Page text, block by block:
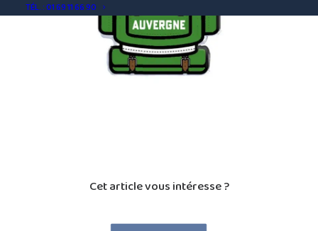
TÉL. : 01 69 11 66 90
Cet article vous intéresse ?